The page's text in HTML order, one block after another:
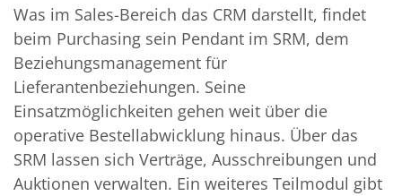
Was im Sales-Bereich das CRM darstellt, findet
beim Purchasing sein Pendant im SRM, dem
Beziehungsmanagement für
Lieferantenbeziehungen. Seine
Einsatzmöglichkeiten gehen weit über die
operative Bestellabwicklung hinaus. Über das
SRM lassen sich Verträge, Ausschreibungen und
Auktionen verwalten. Ein weiteres Teilmodul gibt